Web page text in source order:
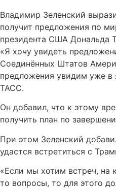
Владимир Зеленский
получит предложения по
президента США Дональда
«Я хочу увидеть
Соединённых Штатов
предложения увидим уже в
ТАСС.
Он добавил, что к этому
получить план по
При этом Зеленский
удастся встретиться с
«Если мы хотим встреч, на
то вопросы, то для этого